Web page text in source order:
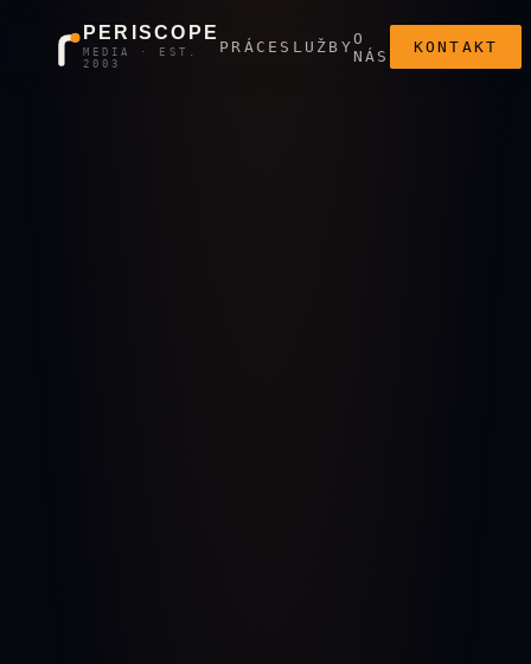
PERISCOPE
MEDIA · EST.
2003
PRÁCE SLUŽBYO
NÁS
KONTAKT